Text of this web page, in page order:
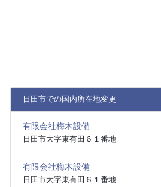
日田市での国内所在地変更
有限会社梅木設備
日田市大字東有田６１番地
有限会社梅木設備
日田市大字東有田６１番地